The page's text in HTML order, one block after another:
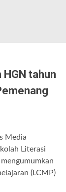
tahun
Media
Literasi
(LCMP)